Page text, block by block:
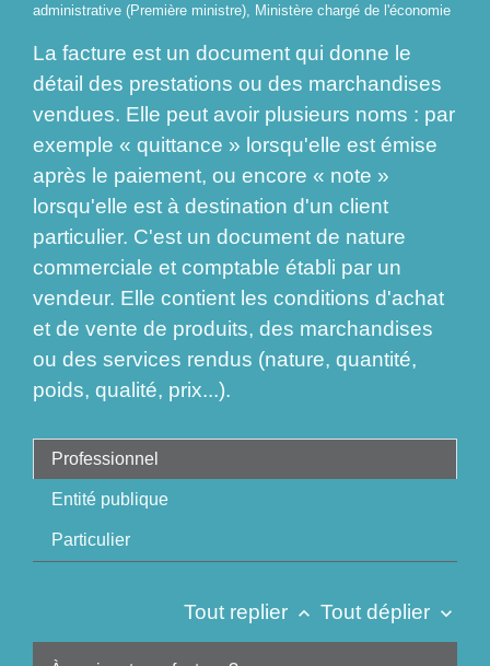
administrative (Première ministre), Ministère chargé de l'économie
La facture est un document qui donne le
détail des prestations ou des marchandises
vendues. Elle peut avoir plusieurs noms : par
exemple « quittance » lorsqu'elle est émise
après le paiement, ou encore « note »
lorsqu'elle est à destination d'un client
particulier. C'est un document de nature
commerciale et comptable établi par un
vendeur. Elle contient les conditions d'achat
et de vente de produits, des marchandises
ou des services rendus (nature, quantité,
poids, qualité, prix...).
Professionnel
Entité publique
Particulier
Tout replier keyboard_arrow_up Tout déplier keyboard_arrow_down